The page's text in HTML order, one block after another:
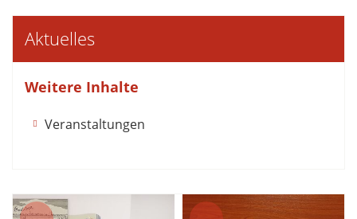
Aktuelles
Weitere Inhalte
Veranstaltungen